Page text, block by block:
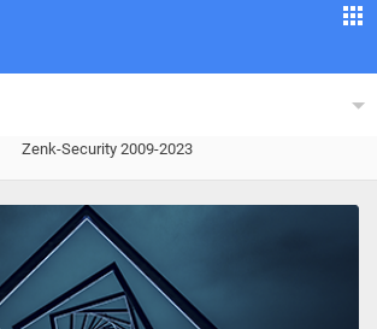
Zenk-Security 2009-2023